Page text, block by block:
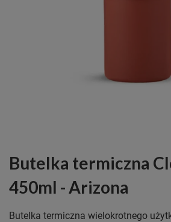
Butelka termiczna
450ml - Arizona
Butelka termiczna wielokrotnego